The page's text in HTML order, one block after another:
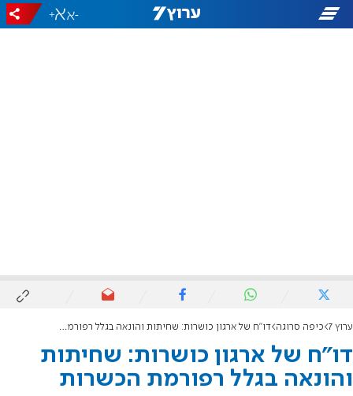
-
+
ערוץ 7 כיפה סרוגה דו"ח של ארגון כושרות: שחיתות והונאה בגלל רפורמת הכשרות
דו"ח של ארגון כושרות: שחיתות
והונאה בגלל רפורמת הכשרות